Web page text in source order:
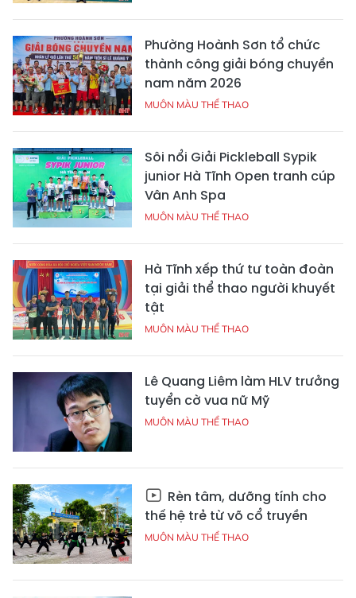
Phường Hoành Sơn tổ chức
thành công giải bóng chuyền
nam năm 2026
MUÔN MÀU THỂ THAO
Sôi nổi Giải Pickleball Sypik
junior Hà Tĩnh Open tranh cúp
Vân Anh Spa
MUÔN MÀU THỂ THAO
Hà Tĩnh xếp thứ tư toàn đoàn
tại giải thể thao người khuyết
tật
MUÔN MÀU THỂ THAO
Lê Quang Liêm làm HLV trưởng
tuyển cờ vua nữ Mỹ
MUÔN MÀU THỂ THAO
Rèn tâm, dưỡng tính cho
thế hệ trẻ từ võ cổ truyền
MUÔN MÀU THỂ THAO